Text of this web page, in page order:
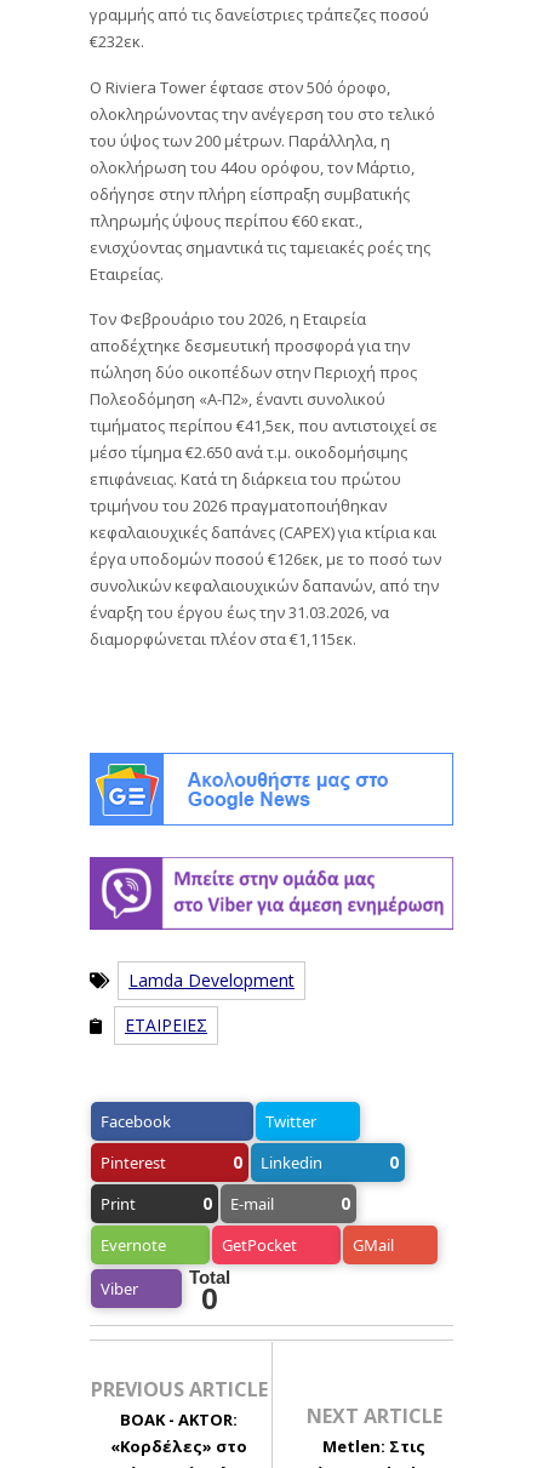
γραμμής από τις δανείστριες τράπεζες ποσού
€232εκ.
Ο Riviera Tower έφτασε στον 50ό όροφο,
ολοκληρώνοντας την ανέγερση του στο τελικό
του ύψος των 200 μέτρων. Παράλληλα, η
ολοκλήρωση του 44ου ορόφου, τον Μάρτιο,
οδήγησε στην πλήρη είσπραξη συμβατικής
πληρωμής ύψους περίπου €60 εκατ.,
ενισχύοντας σημαντικά τις ταμειακές ροές της
Εταιρείας.
Τον Φεβρουάριο του 2026, η Εταιρεία
αποδέχτηκε δεσμευτική προσφορά για την
πώληση δύο οικοπέδων στην Περιοχή προς
Πολεοδόμηση «A-Π2», έναντι συνολικού
τιμήματος περίπου €41,5εκ, που αντιστοιχεί σε
μέσο τίμημα €2.650 ανά τ.μ. οικοδομήσιμης
επιφάνειας. Κατά τη διάρκεια του πρώτου
τριμήνου του 2026 πραγματοποιήθηκαν
κεφαλαιουχικές δαπάνες (CAPEX) για κτίρια και
έργα υποδομών ποσού €126εκ, με το ποσό των
συνολικών κεφαλαιουχικών δαπανών, από την
έναρξη του έργου έως την 31.03.2026, να
διαμορφώνεται πλέον στα €1,115εκ.
Lamda Development
ΕΤΑΙΡΕΙΕΣ
Facebook
Twitter
Pinterest
0 Linkedin 0
Print 0 E-mail 0
Evernote GetPocket GMail
Viber
Total
0
PREVIOUS ARTICLE
ΒΟΑΚ - AKTOR:
«Κορδέλες» στο
NEXT ARTICLE
Metlen: Στις